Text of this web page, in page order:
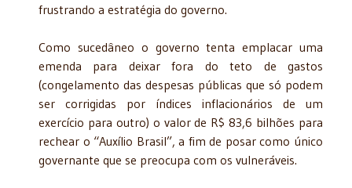
frustrando a estratégia do governo.
Como sucedâneo o governo tenta emplacar uma
emenda para deixar fora do teto de gastos
(congelamento das despesas públicas que só podem
ser corrigidas por índices inflacionários de um
exercício para outro) o valor de R$ 83,6 bilhões para
rechear o “Auxílio Brasil”, a fim de posar como único
governante que se preocupa com os vulneráveis.